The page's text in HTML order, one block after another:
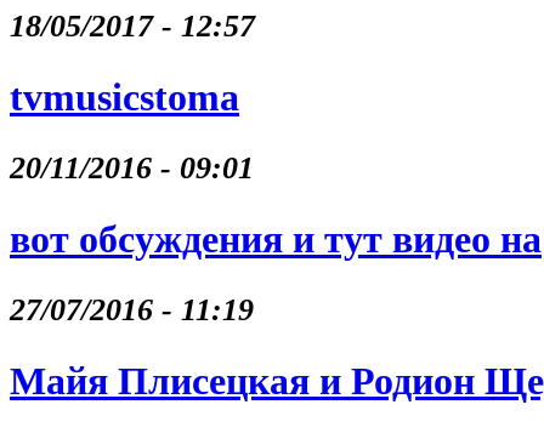
18/05/2017 - 12:57
tvmusicstoma
20/11/2016 - 09:01
вот обсуждения и тут видео на
27/07/2016 - 11:19
Майя Плисецкая и Родион